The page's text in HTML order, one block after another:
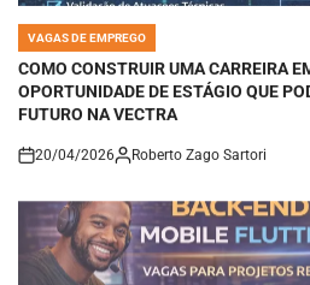
POSTED
COMO CONSTRUIR UMA CARREIRA
OPORTUNIDADE DE ESTÁGIO QUE
FUTURO NA VECTRA
on